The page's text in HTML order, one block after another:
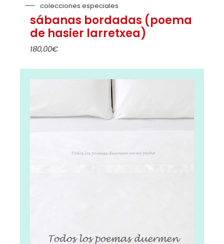
colecciones especiales
sábanas bordadas (poema
de hasier larretxea)
180,00€